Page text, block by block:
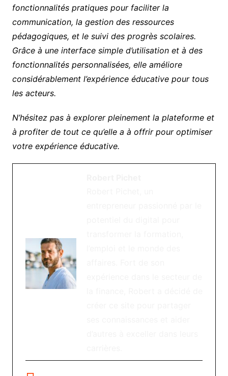
fonctionnalités pratiques pour faciliter la
communication, la gestion des ressources
pédagogiques, et le suivi des progrès scolaires.
Grâce à une interface simple d’utilisation et à des
fonctionnalités personnalisées, elle améliore
considérablement l’expérience éducative pour tous
les acteurs.
N’hésitez pas à explorer pleinement la plateforme et
à profiter de tout ce qu’elle a à offrir pour optimiser
votre expérience éducative.